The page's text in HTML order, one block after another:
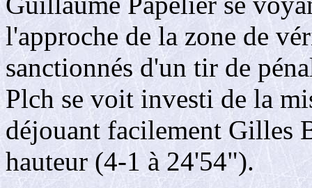
l'approche de la zone de
sanctionnés d'un tir de
Plch se voit investi de la
déjouant facilement Gilles
hauteur (4-1 à 24'54").